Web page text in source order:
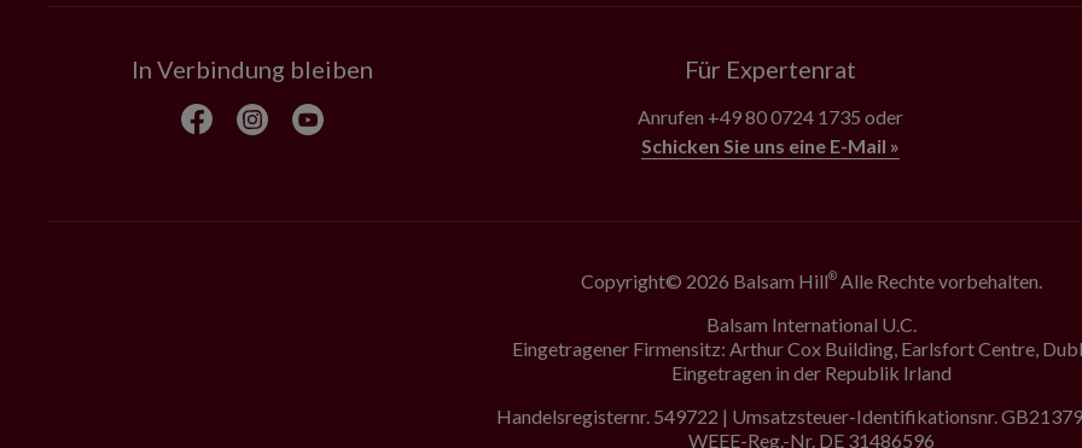
In Verbindung bleiben Für Expertenrat
Anrufen +49 80 0724 1735 oder
Schicken Sie uns eine E-Mail »
Copyright© 2026 Balsam Hill® Alle Rechte vorbehalten.
Balsam International U.C.
Eingetragener Firmensitz: Arthur Cox Building, Earlsfort Centre,
Eingetragen in der Republik Irland
Handelsregisternr. 549722 | Umsatzsteuer-Identifikationsnr.
WEEE-Reg.-Nr. DE 31486596